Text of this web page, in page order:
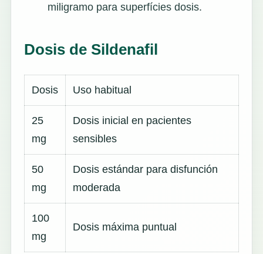
miligramo para superfícies dosis.
Dosis de Sildenafil
Dosis Uso habitual
25
mg
Dosis inicial en pacientes
sensibles
50
mg
Dosis estándar para disfunción
moderada
100
mg
Dosis máxima puntual